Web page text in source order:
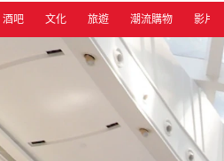
酒吧 文化 旅遊 潮流購物 影片